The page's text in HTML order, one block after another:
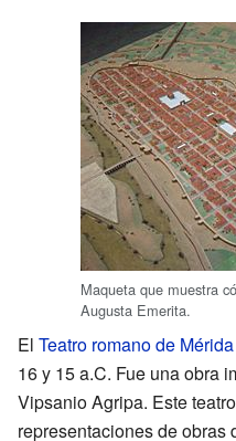
Maqueta que muestra
Augusta Emerita.
El Teatro romano de Mérida
16 y 15 a.C. Fue una obra
Vipsanio Agripa. Este
representaciones de obras